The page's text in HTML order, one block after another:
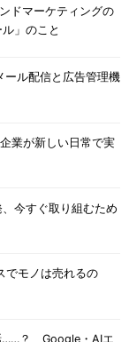
ドマーケティングの
」のこと
ール配信と広告管理機
業が新しい日常で実
今すぐ取り組むため
でモノは売れるの
……？ Google・AIエ